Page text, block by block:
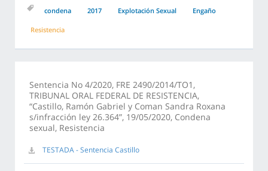
condena 2017 Explotación Sexual Engaño
Resistencia
Sentencia No 4/2020, FRE 2490/2014/TO1,
TRIBUNAL ORAL FEDERAL DE RESISTENCIA,
“Castillo, Ramón Gabriel y Coman Sandra Roxana
s/infracción ley 26.364”, 19/05/2020, Condena
sexual, Resistencia
TESTADA - Sentencia Castillo